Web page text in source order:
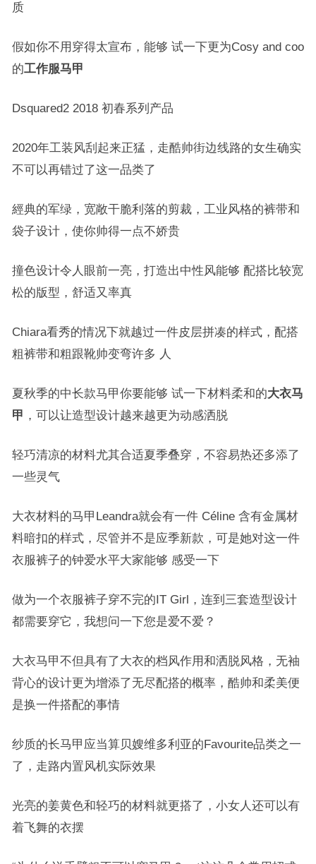
质
假如你不用穿得太宣布，能够 试一下更为Cosy and coo
的工作服马甲
Dsquared2 2018 初春系列产品
2020年工装风刮起来正猛，走酷帅街边线路的女生确实
不可以再错过了这一品类了
經典的军绿，宽敞干脆利落的剪裁，工业风格的裤带和
袋子设计，使你帅得一点不娇贵
撞色设计令人眼前一亮，打造出中性风能够 配搭比较宽
松的版型，舒适又率真
Chiara看秀的情况下就越过一件皮层拼凑的样式，配搭
粗裤带和粗跟靴帅变弯许多 人
夏秋季的中长款马甲你要能够 试一下材料柔和的大衣马
甲 ，可以让造型设计越来越更为动感洒脱
轻巧清凉的材料尤其合适夏季叠穿，不容易热还多添了
一些灵气
大衣材料的马甲Leandra就会有一件 Céline 含有金属材
料暗扣的样式，尽管并不是应季新款，可是她对这一件
衣服裤子的钟爱水平大家能够 感受一下
做为一个衣服裤子穿不完的IT Girl，连到三套造型设计
都需要穿它，我想问一下您是爱不爱？
大衣马甲不但具有了大衣的档风作用和洒脱风格，无袖
背心的设计更为增添了无尽配搭的概率，酷帅和柔美便
是换一件搭配的事情
纱质的长马甲应当算贝嫂维多利亚的Favourite品类之一
了，走路内置风机实际效果
光亮的姜黄色和轻巧的材料就更搭了，小女人还可以有
着飞舞的衣摆